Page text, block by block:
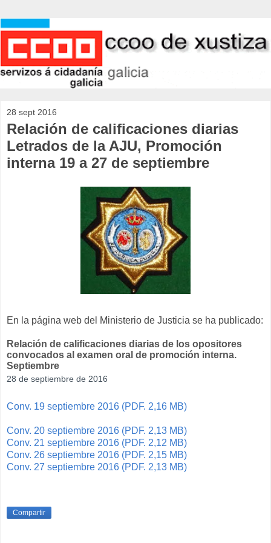
28 sept 2016
Relación de calificaciones diarias
Letrados de la AJU, Promoción
interna 19 a 27 de septiembre
En la página web del Ministerio de Justicia se ha publicado:
Relación de calificaciones diarias de los opositores
convocados al examen oral de promoción interna.
Septiembre
28 de septiembre de 2016
Conv. 19 septiembre 2016 (PDF. 2,16 MB)
Conv. 20 septiembre 2016 (PDF. 2,13 MB)
Conv. 21 septiembre 2016 (PDF. 2,12 MB)
Conv. 26 septiembre 2016 (PDF. 2,15 MB)
Conv. 27 septiembre 2016 (PDF. 2,13 MB)
Compartir